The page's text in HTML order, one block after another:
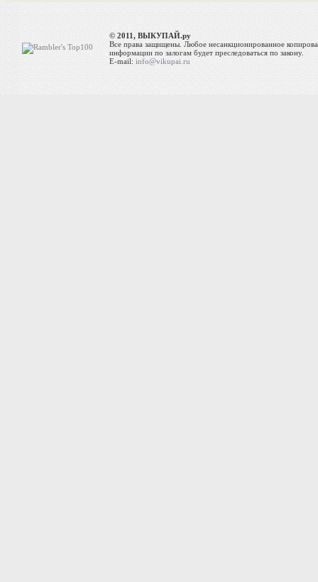
© 2011, ВЫКУПАЙ.ру
Все права защищены. Любое несанкционированное
информации по залогам будет преследоваться по закону.
E-mail:info@vikupai.ru